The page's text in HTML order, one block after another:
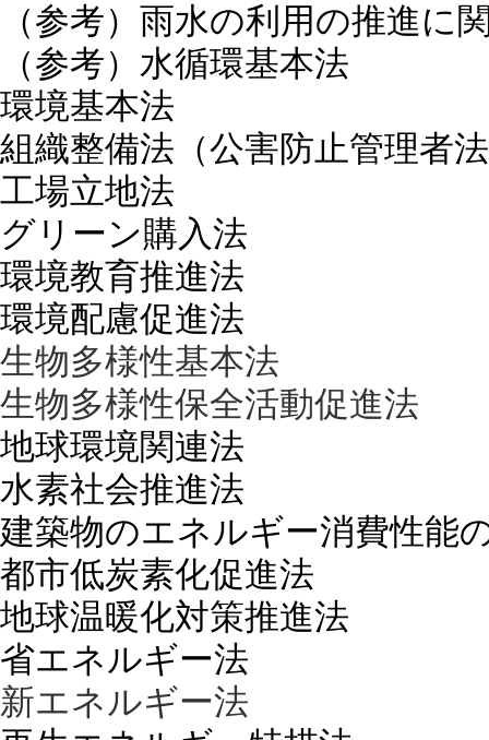
（参考）雨水の利用の推進に
（参考）水循環基本法
環境基本法
組織整備法（公害防止管理者
工場立地法
グリーン購入法
環境教育推進法
環境配慮促進法
生物多様性基本法
生物多様性保全活動促進法
地球環境関連法
水素社会推進法
建築物のエネルギー消費性能
都市低炭素化促進法
地球温暖化対策推進法
省エネルギー法
新エネルギー法